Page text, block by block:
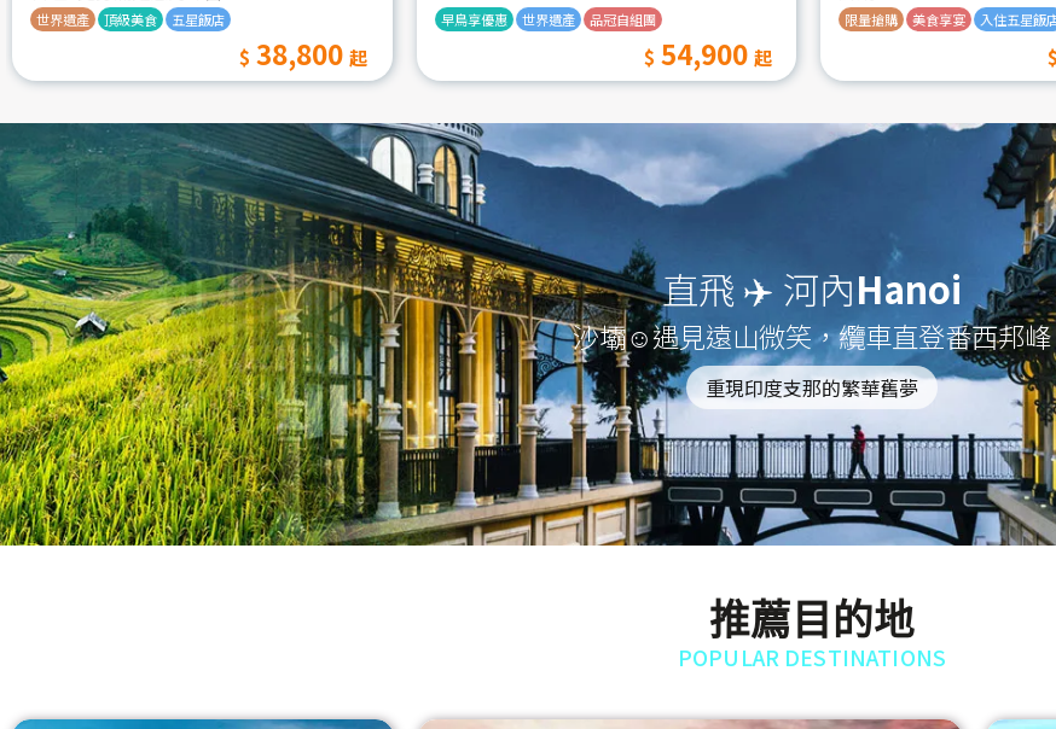
世界遺產 頂級美食 五星飯店
38,800
早鳥享優惠 世界遺產 品冠自組團
54,900
限量搶購 美食享宴 入住五星飯
直飛 ✈️ 河內Hanoi
沙壩☺遇見遠山微笑，纜車直登番西邦峰
重現印度支那的繁華舊夢
推薦目的地
POPULAR DESTINATIONS